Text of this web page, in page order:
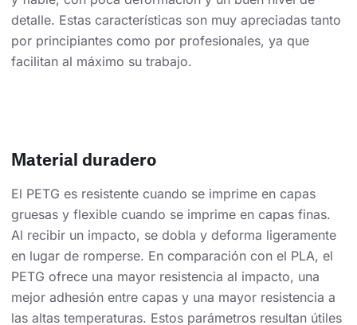
detalle. Estas características son muy apreciadas tanto
por principiantes como por profesionales, ya que
facilitan al máximo su trabajo.
Material duradero
El PETG es resistente cuando se imprime en capas
gruesas y flexible cuando se imprime en capas finas.
Al recibir un impacto, se dobla y deforma ligeramente
en lugar de romperse. En comparación con el PLA, el
PETG ofrece una mayor resistencia al impacto, una
mejor adhesión entre capas y una mayor resistencia a
las altas temperaturas. Estos parámetros resultan útiles